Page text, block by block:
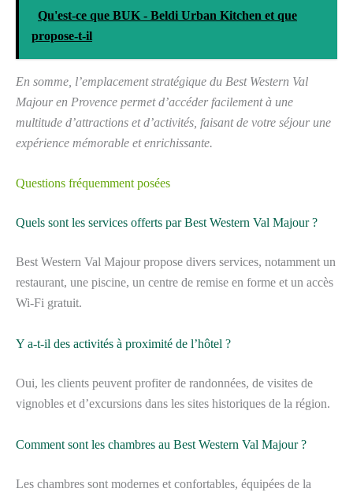
Qu'est-ce que BUK - Beldi Urban Kitchen et que
propose-t-il
En somme, l’emplacement stratégique du Best Western Val
Majour en Provence permet d’accéder facilement à une
multitude d’attractions et d’activités, faisant de votre séjour une
expérience mémorable et enrichissante.
Questions fréquemment posées
Quels sont les services offerts par Best Western Val Majour ?
Best Western Val Majour propose divers services, notamment un
restaurant, une piscine, un centre de remise en forme et un accès
Wi-Fi gratuit.
Y a-t-il des activités à proximité de l’hôtel ?
Oui, les clients peuvent profiter de randonnées, de visites de
vignobles et d’excursions dans les sites historiques de la région.
Comment sont les chambres au Best Western Val Majour ?
Les chambres sont modernes et confortables, équipées de la